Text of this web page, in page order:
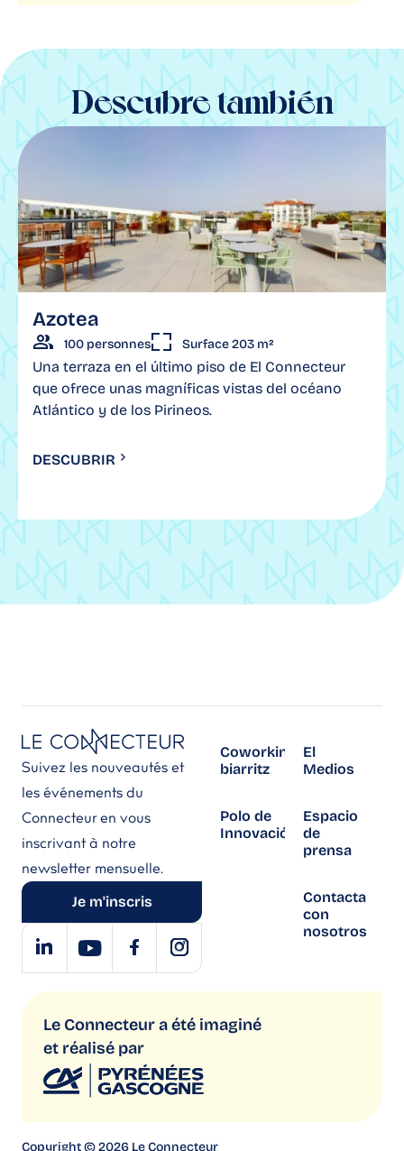
Descubre también
Azotea
100 personnes Surface 203 m²
Una terraza en el último piso de El Connecteur
que ofrece unas magníficas vistas del océano
Atlántico y de los Pirineos.
DESCUBRIR
Suivez les nouveautés et
les événements du
Connecteur en vous
inscrivant à notre
newsletter mensuelle.
Je m'inscris
Coworking
biarritz
Polo de
Innovación
El
Medios
Espacio
de
prensa
Contacta
con
nosotros
Le Connecteur a été imaginé
et réalisé par
Copyright © 2026 Le Connecteur